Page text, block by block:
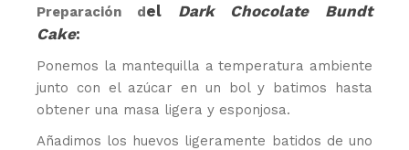
Preparación del Dark Chocolate Bundt
Cake:
Ponemos la mantequilla a temperatura ambiente
junto con el azúcar en un bol y batimos hasta
obtener una masa ligera y esponjosa.
Añadimos los huevos ligeramente batidos de uno